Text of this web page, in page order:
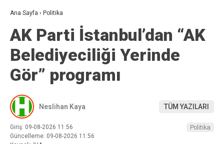
Ana Sayfa › Politika
AK Parti İstanbul’dan “AK
Belediyeciliği Yerinde
Gör” programı
Neslihan Kaya TÜM YAZILARI
Giriş: 09-08-2026 11:56
Güncelleme: 09-08-2026 11:56
Politika